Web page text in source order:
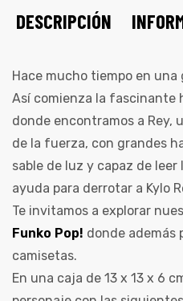
DESCRIPCIÓN
Hace mucho tiempo en
Así comienza la fascinante
donde encontramos a Rey,
de la fuerza, con grandes
sable de luz y capaz de
ayuda para derrotar a Kylo
Te invitamos a explorar
Funko Pop! donde además
camisetas.
En una caja de 13 x 13 x 6